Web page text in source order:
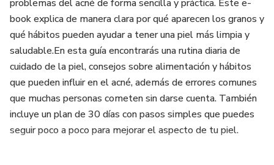
problemas del acné de forma sencilla y práctica. Este e-
book explica de manera clara por qué aparecen los granos y
qué hábitos pueden ayudar a tener una piel más limpia y
saludable.En esta guía encontrarás una rutina diaria de
cuidado de la piel, consejos sobre alimentación y hábitos
que pueden influir en el acné, además de errores comunes
que muchas personas cometen sin darse cuenta. También
incluye un plan de 30 días con pasos simples que puedes
seguir poco a poco para mejorar el aspecto de tu piel.